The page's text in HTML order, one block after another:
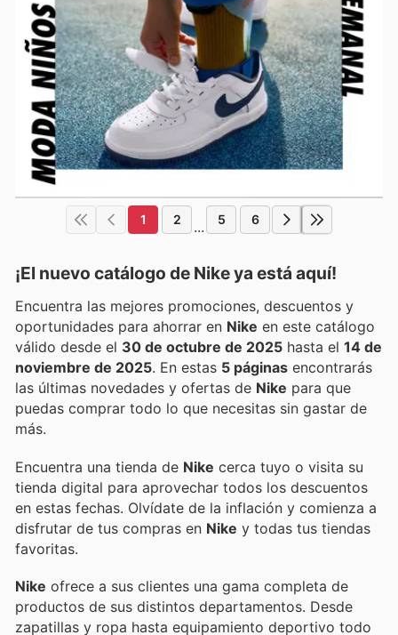
1 2 ... 5 6
¡El nuevo catálogo de Nikeya está aquí!
Encuentra las mejores promociones, descuentos y
oportunidades para ahorrar en Nike en este catálogo
válido desde el 30 de octubre de 2025 hasta el 14 de
noviembre de 2025 . En estas 5 páginas encontrarás
las últimas novedades y ofertas de Nike para que
puedas comprar todo lo que necesitas sin gastar de
más.
Encuentra una tienda de Nike cerca tuyo o visita su
tienda digital para aprovechar todos los descuentos
en estas fechas. Olvídate de la inflación y comienza a
disfrutar de tus compras en Nike y todas tus tiendas
favoritas.
Nike ofrece a sus clientes una gama completa de
productos de sus distintos departamentos. Desde
zapatillas y ropa hasta equipamiento deportivo todo